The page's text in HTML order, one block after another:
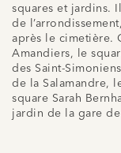
squares et jardins.
de
après le cimetière.
Amandiers, le
des Saint-
de la Salamandre,
square Sarah
jardin de la gare